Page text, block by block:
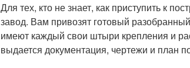
Для тех, кто не знает, как приступить к
завод. Вам привозят готовый
имеют каждый свои штыри крепления и
выдается документация, чертежи и план